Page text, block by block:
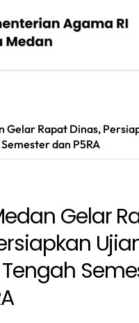
Gelar Rapat Dinas,
dan P5RA
Gelar